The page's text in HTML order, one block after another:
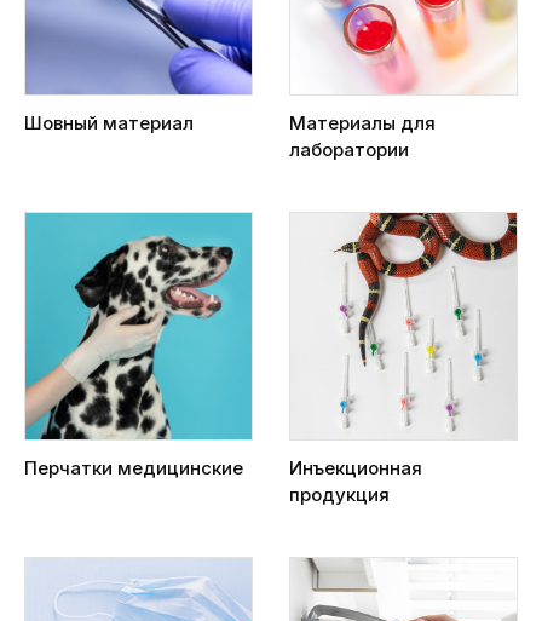
Шовный материал
Материалы для
лаборатории
Перчатки медицинские
Инъекционная
продукция